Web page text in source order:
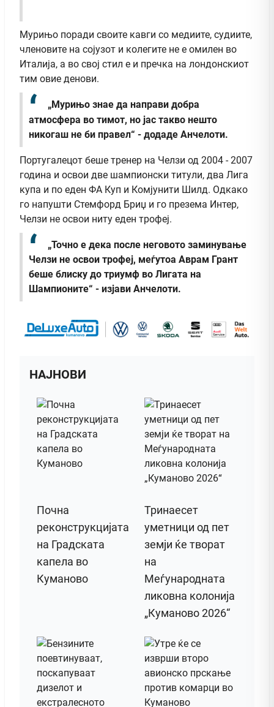
Мурињо поради своите кавги со медиите, судиите,
членовите на сојузот и колегите не e омилен во
Италија, а во свој стил е и пречка на лондонскиот
тим овие денови.
„Мурињо знае да направи добра
атмосфера во тимот, но јас такво нешто
никогаш не би правел“ - додаде Анчелоти.
Португалецот беше тренер на Челзи од 2004 - 2007
година и освои две шампионски титули, два Лига
купа и по еден ФА Куп и Комјунити Шилд. Одкако
го напушти Стемфорд Бриџ и го презема Интер,
Челзи не освои ниту еден трофеј.
„Точно е дека после неговото заминување
Челзи не освои трофеј, меѓутоа Аврам Грант
беше блиску до триумф во Лигата на
Шампионите“ - изјави Анчелоти.
НАЈНОВИ
Почна
реконструкцијата
на Градската
капела во
Куманово
Тринаесет
уметници од пет
земји ќе творат
на
Меѓународната
ликовна колонија
„Куманово 2026“